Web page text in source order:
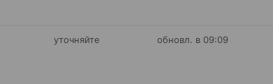
уточняйте обновл. в 09:09